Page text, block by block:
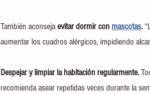
También aconseja evitar dormir con mascotas.
aumentar los cuadros alérgicos, impidiendo
Despejar y limpiar la habitación regularmente.
recomienda asear repetidas veces durante la